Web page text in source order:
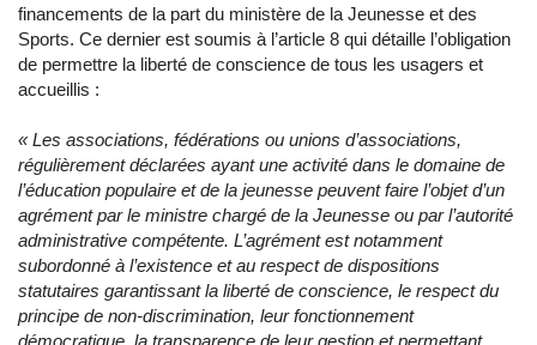
financements de la part du ministère de la Jeunesse et des
Sports. Ce dernier est soumis à l’article 8 qui détaille l’obligation
de permettre la liberté de conscience de tous les usagers et
accueillis :
« Les associations, fédérations ou unions d’associations,
régulièrement déclarées ayant une activité dans le domaine de
l’éducation populaire et de la jeunesse peuvent faire l’objet d’un
agrément par le ministre chargé de la Jeunesse ou par l’autorité
administrative compétente. L’agrément est notamment
subordonné à l’existence et au respect de dispositions
statutaires garantissant la liberté de conscience, le respect du
principe de non-discrimination, leur fonctionnement
démocratique, la transparence de leur gestion et permettant,